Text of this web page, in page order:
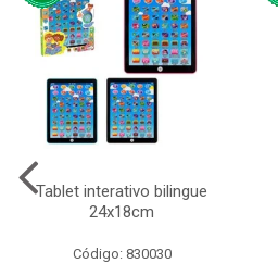
Tablet interativo bilingue
24x18cm
Código: 830030